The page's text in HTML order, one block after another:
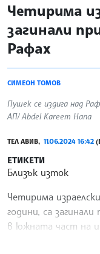
site.bta
Четирима
загинали
Рафах
СИМЕОН ТОМОВ
Пушек се издига над
АП/ Abdel Kareem Hana
ТЕЛ АВИВ, 11.06.2024 16:42
ЕТИКЕТИ
Близък изток
Четирима
години, са загинали
в южната част на